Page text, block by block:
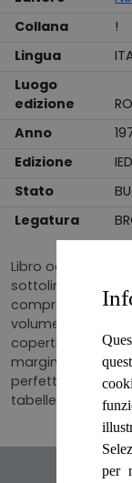
Collana
!
Lingua
Luogo
edizione
Anno
Edizione
IED
Stato
Legatura
Libro oggetto di
sottolineature ed
compromettono
volume II ( 2 )
copertina
margini. Ottimo
perfettamente
tabelle
per